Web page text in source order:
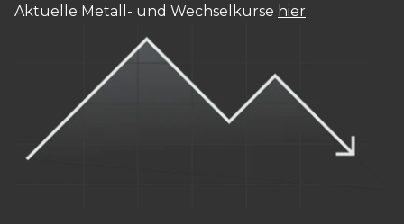
Aktuelle Metall- und Wechselkurse hier